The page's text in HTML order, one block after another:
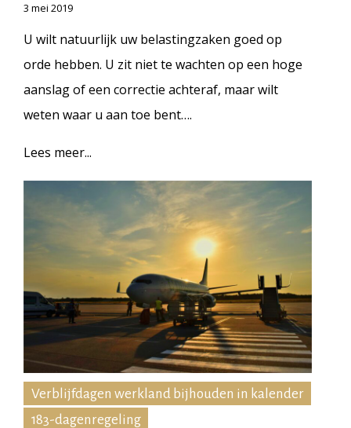
3 mei 2019
U wilt natuurlijk uw belastingzaken goed op
orde hebben. U zit niet te wachten op een hoge
aanslag of een correctie achteraf, maar wilt
weten waar u aan toe bent….
Lees meer...
Verblijfdagen werkland bijhouden in kalender
183-dagenregeling